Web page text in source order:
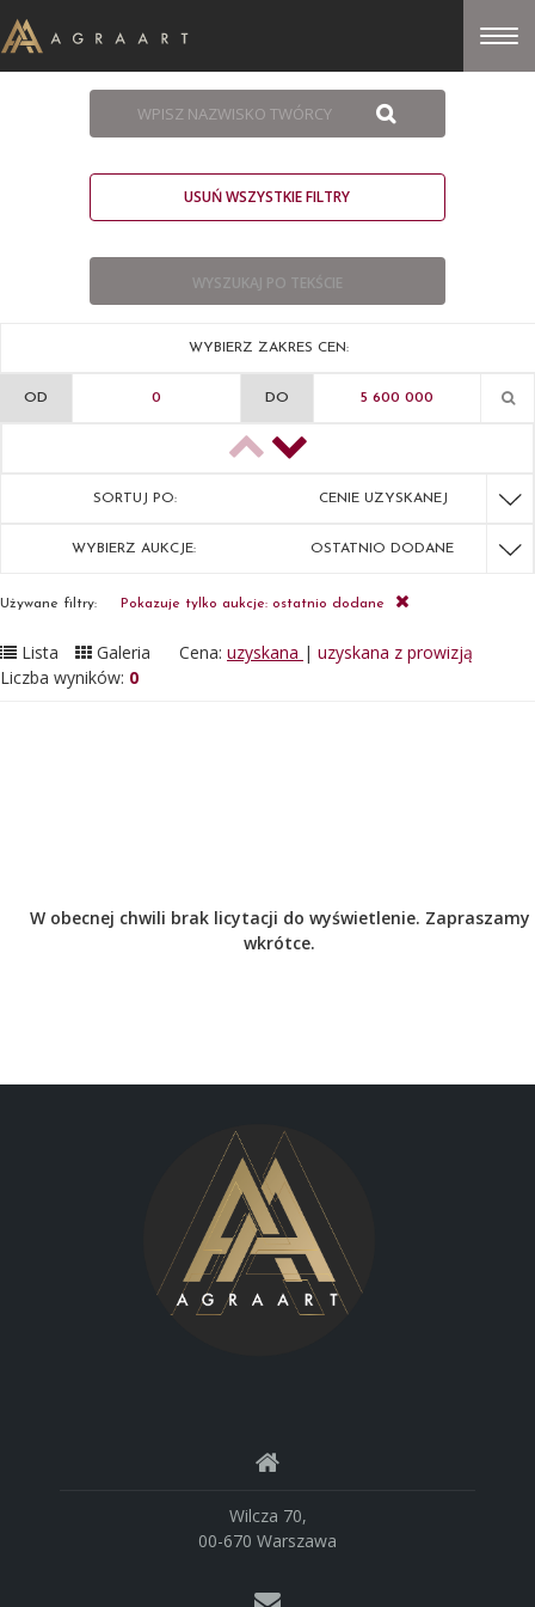
USUŃ WSZYSTKIE FILTRY
WYBIERZ ZAKRES CEN:
OD DO
SORTUJ PO: CENIE UZYSKANEJ
WYBIERZ AUKCJE: OSTATNIO DODANE
Używane filtry: Pokazuje tylko aukcje: ostatnio dodane
Lista Galeria Cena: uzyskana | uzyskana z prowizją
Liczba wyników: 0
W obecnej chwili brak licytacji do wyświetlenie. Zapraszamy
wkrótce.
Wilcza 70,
00-670 Warszawa